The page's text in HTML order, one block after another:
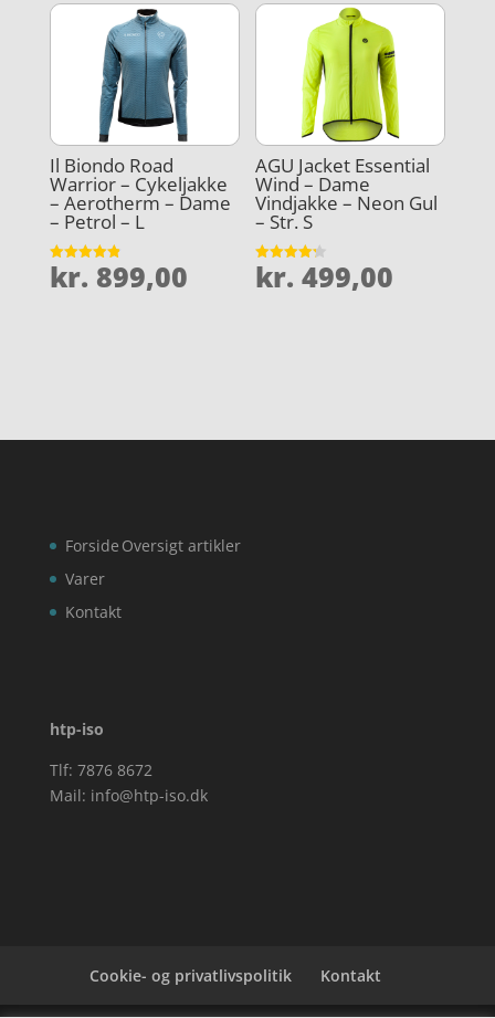
Il Biondo Road
Warrior – Cykeljakke
– Aerotherm – Dame
– Petrol – L
Vurderet
4.9
kr. 899,00
AGU Jacket Essential
Wind – Dame
Vindjakke – Neon Gul
– Str. S
Vurderet
4.2
kr. 499,00
Forside
Varer
Kontakt
Oversigt artikler
htp-iso
Tlf: 7876 8672
Mail: info@htp-iso.dk
Cookie- og privatlivspolitik Kontakt